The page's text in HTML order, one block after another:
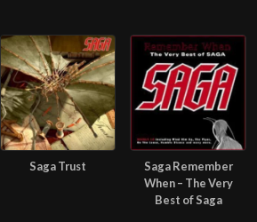
Saga Trust
Saga Remember
When – The Very
Best of Saga